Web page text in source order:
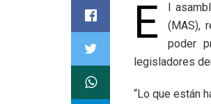
E
l
(MAS),
poder
legisladores
“Lo que están